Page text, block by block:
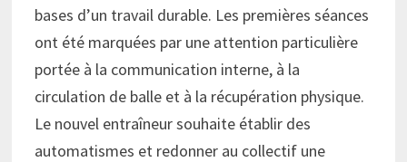
bases d’un travail durable. Les premières séances
ont été marquées par une attention particulière
portée à la communication interne, à la
circulation de balle et à la récupération physique.
Le nouvel entraîneur souhaite établir des
automatismes et redonner au collectif une